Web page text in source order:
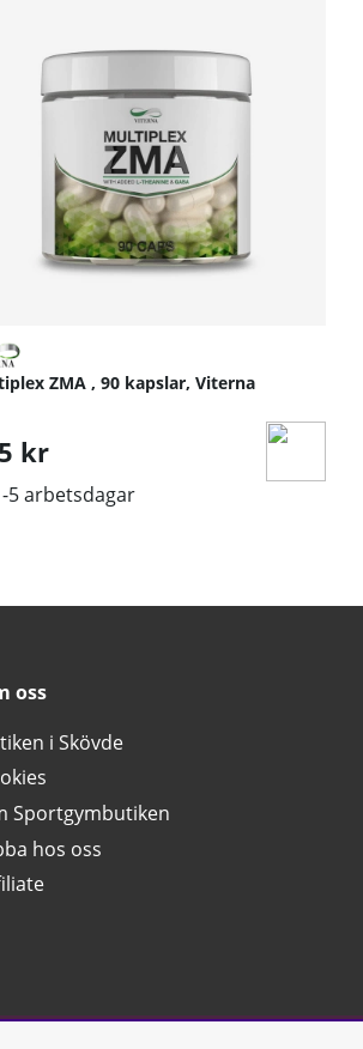
ZMA , 90 kapslar, Viterna
kr
5 arbetsdagar
oss
i Skövde
Sportgymbutiken
hos oss